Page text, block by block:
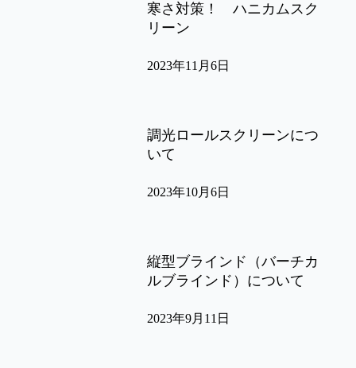
寒さ対策！ ハニカムスク
リーン
2023年11月6日
調光ロールスクリーンにつ
いて
2023年10月6日
縦型ブラインド（バーチカ
ルブラインド）について
2023年9月11日